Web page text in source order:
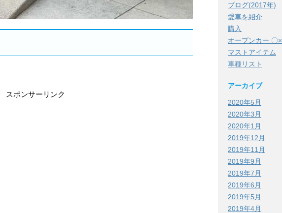
スポンサーリンク
ブログ(2017年)
愛車を紹介
購入
オープンカー 〇×
マストアイテム
車種リスト
アーカイブ
2020年5月
2020年3月
2020年1月
2019年12月
2019年11月
2019年9月
2019年7月
2019年6月
2019年5月
2019年4月